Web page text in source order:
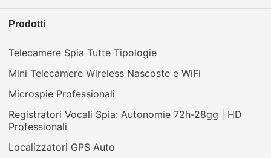
Prodotti
Telecamere Spia Tutte Tipologie
Mini Telecamere Wireless Nascoste e WiFi
Microspie Professionali
Registratori Vocali Spia: Autonomie 72h-28gg | HD
Professionali
Localizzatori GPS Auto